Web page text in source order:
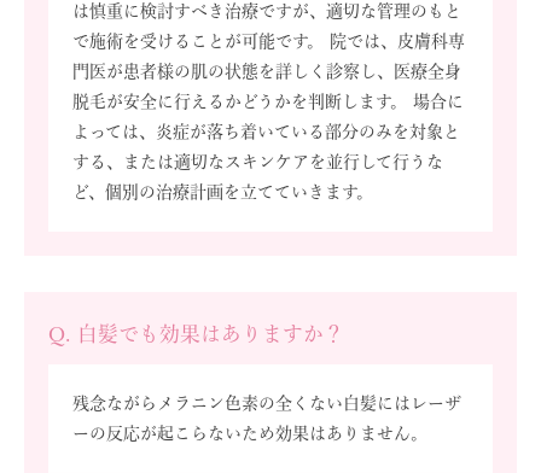
は慎重に検討すべき治療ですが、適切な管理のもと
で施術を受けることが可能です。 院では、皮膚科専
門医が患者様の肌の状態を詳しく診察し、医療全身
脱毛が安全に行えるかどうかを判断します。 場合に
よっては、炎症が落ち着いている部分のみを対象と
する、または適切なスキンケアを並行して行うな
ど、個別の治療計画を立てていきます。
Q. 白髪でも効果はありますか？
残念ながらメラニン色素の全くない白髪にはレーザ
ーの反応が起こらないため効果はありません。